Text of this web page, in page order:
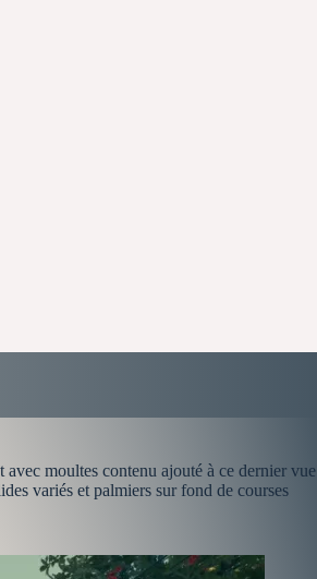
moultes contenu ajouté à ce dernier vue
variés et palmiers sur fond de courses